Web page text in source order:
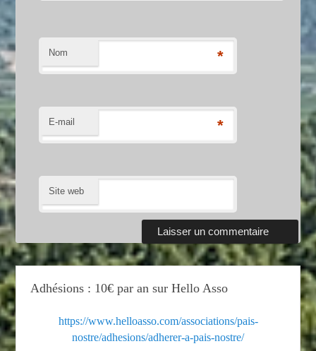
Nom *
E-mail *
Site web
Adhésions : 10€ par an sur Hello Asso
https://www.helloasso.com/associations/pais-
nostre/adhesions/adherer-a-pais-nostre/